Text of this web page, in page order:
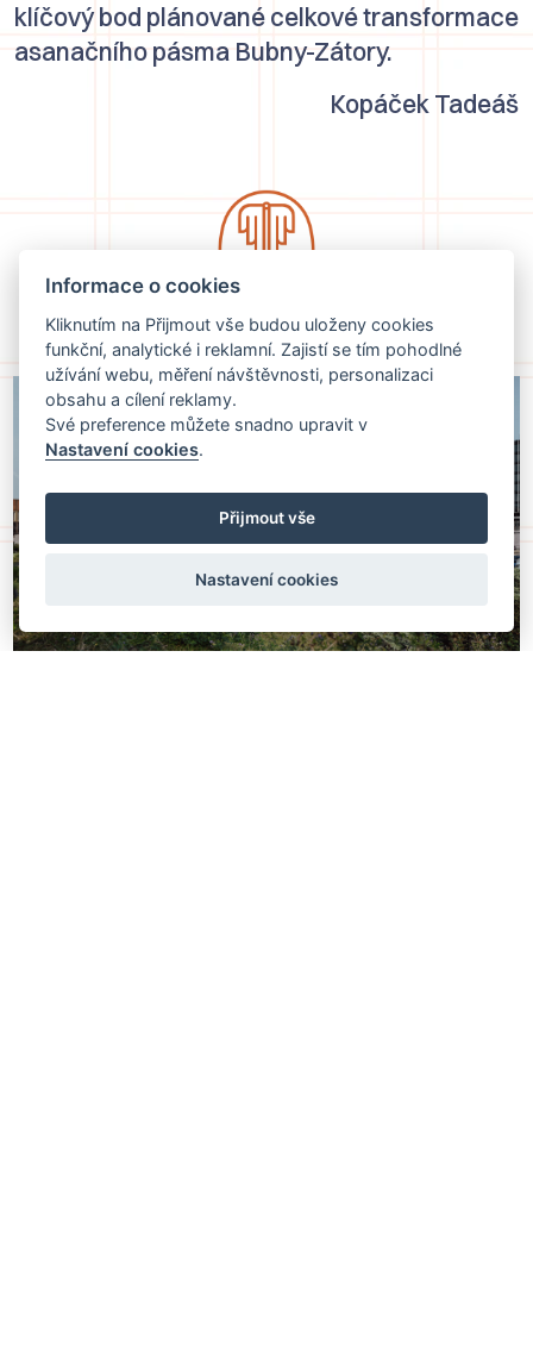
klíčový bod plánované celkové transformace
asanačního pásma Bubny-Zátory.
Kopáček Tadeáš
Informace o cookies
Kliknutím na Přijmout vše budou uloženy cookies
funkční, analytické i reklamní. Zajistí se tím pohodlné
užívání webu, měření návštěvnosti, personalizaci
obsahu a cílení reklamy.
Své preference můžete snadno upravit v
Nastavení cookies.
Přijmout vše
Nastavení cookies